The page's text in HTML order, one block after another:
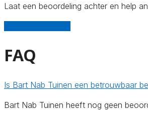
Laat een beoordeling achter en help
FAQ
Is Bart Nab Tuinen een betrouwbaar
Bart Nab Tuinen heeft nog geen